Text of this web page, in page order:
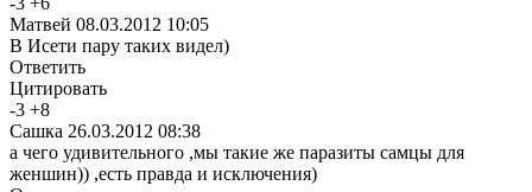
Матвей 08.03.2012 10:05
В Исети пару таких видел)
Ответить
Цитировать
-3 +8
Сашка 26.03.2012 08:38
а чего удивительного ,мы такие же паразиты самцы для
женшин)) ,есть правда и исключения)